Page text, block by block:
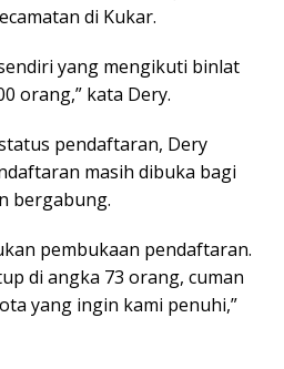
di Kukar.
yang mengikuti binlat
orang,” kata Dery.
pendaftaran, Dery
masih dibuka bagi
bergabung.
pembukaan pendaftaran.
di angka 73 orang, cuman
yang ingin kami penuhi,”